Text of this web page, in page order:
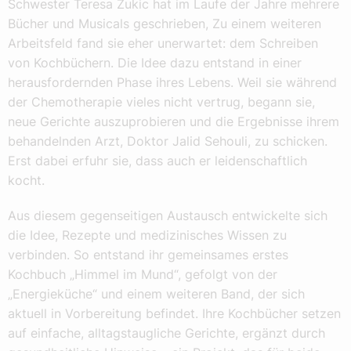
Schwester Teresa Zukic hat im Laufe der Jahre mehrere
Bücher und Musicals geschrieben, Zu einem weiteren
Arbeitsfeld fand sie eher unerwartet: dem Schreiben
von Kochbüchern. Die Idee dazu entstand in einer
herausfordernden Phase ihres Lebens. Weil sie während
der Chemotherapie vieles nicht vertrug, begann sie,
neue Gerichte auszuprobieren und die Ergebnisse ihrem
behandelnden Arzt, Doktor Jalid Sehouli, zu schicken.
Erst dabei erfuhr sie, dass auch er leidenschaftlich
kocht.
Aus diesem gegenseitigen Austausch entwickelte sich
die Idee, Rezepte und medizinisches Wissen zu
verbinden. So entstand ihr gemeinsames erstes
Kochbuch „Himmel im Mund“, gefolgt von der
„Energieküche“ und einem weiteren Band, der sich
aktuell in Vorbereitung befindet. Ihre Kochbücher setzen
auf einfache, alltagstaugliche Gerichte, ergänzt durch